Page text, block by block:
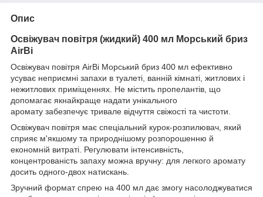
Опис
Освіжувач повітря (жидкий) 400 мл Морський бриз
AirBi
Освіжувач повітря AirBi Морський бриз 400 мл ефективно
усуває неприємні запахи в туалеті, ванній кімнаті, житлових і
нежитлових приміщеннях. Не містить пропелантів, що
допомагає якнайкраще надати унікального
аромату забезпечує тривале відчуття свіжості та чистоти.
Освіжувач повітря має спеціальний курок-розпилювач, який
сприяє м'якшому та природнішому розпорошенню й
економній витраті. Регулювати інтенсивність,
концентрованість запаху можна вручну: для легкого аромату
досить одного-двох натискань.
Зручний формат спрею на 400 мл дає змогу насолоджуватися